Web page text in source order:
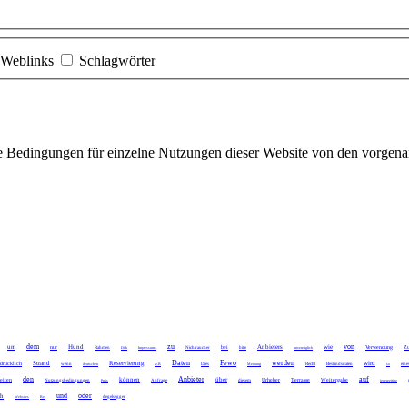
Weblinks
Schlagwörter
Bedingungen für einzelne Nutzungen dieser Website von den
um dem nur Hund Rahmen Dirk Impressums zu Nichtraucher bei bitte Anbieters unverzüglich wie von Verwendung
Strand wenn deutschen Reservierung z.B Daten Dies Fewo Meinung werden Recht Bestandsdaten wird so eines
den Nutzungsbedingungen Preis können Anfrage Anbieter über diesem Urheber Terrasse Weitergabe auf jederzeitige
Websites Bei und oder degelsegger